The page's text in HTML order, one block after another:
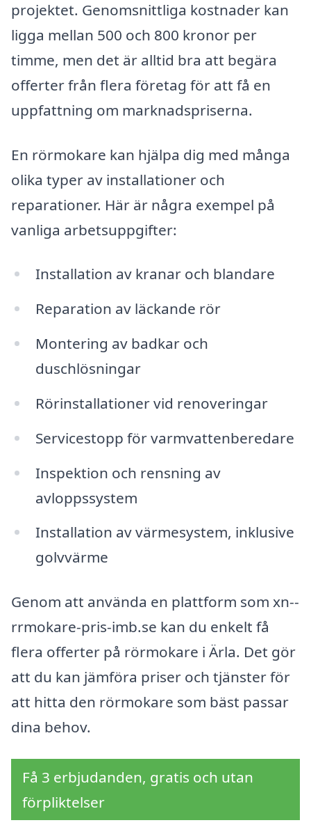
projektet. Genomsnittliga kostnader kan
ligga mellan 500 och 800 kronor per
timme, men det är alltid bra att begära
offerter från flera företag för att få en
uppfattning om marknadspriserna.
En rörmokare kan hjälpa dig med många
olika typer av installationer och
reparationer. Här är några exempel på
vanliga arbetsuppgifter:
Installation av kranar och blandare
Reparation av läckande rör
Montering av badkar och
duschlösningar
Rörinstallationer vid renoveringar
Servicestopp för varmvattenberedare
Inspektion och rensning av
avloppssystem
Installation av värmesystem, inklusive
golvvärme
Genom att använda en plattform som xn--
rrmokare-pris-imb.se kan du enkelt få
flera offerter på rörmokare i Ärla. Det gör
att du kan jämföra priser och tjänster för
att hitta den rörmokare som bäst passar
dina behov.
Få 3 erbjudanden, gratis och utan
förpliktelser